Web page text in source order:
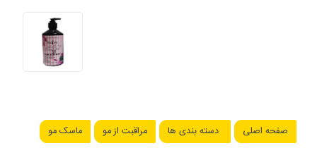
صفحه اصلی دسته بندی ها مراقبت از مو ماسک مو